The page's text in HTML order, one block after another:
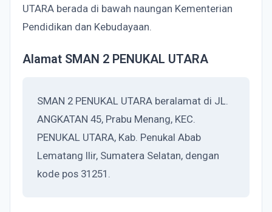
UTARA berada di bawah naungan Kementerian
Pendidikan dan Kebudayaan.
Alamat SMAN 2 PENUKAL UTARA
SMAN 2 PENUKAL UTARA beralamat di JL.
ANGKATAN 45, Prabu Menang, KEC.
PENUKAL UTARA, Kab. Penukal Abab
Lematang Ilir, Sumatera Selatan, dengan
kode pos 31251.